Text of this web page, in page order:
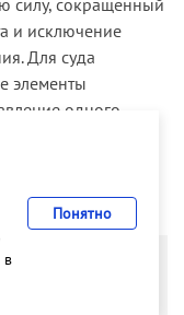
и исключение
Для суда
элементы
одного
силу
обязанности
процедуры
в
Понятно